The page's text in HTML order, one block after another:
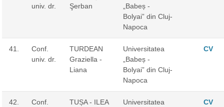
univ. dr.
Şerban
„Babeș -
Bolyai” din Cluj-
Napoca
41.
Conf.
univ. dr.
TURDEAN
Graziella -
Liana
Universitatea
„Babeș -
Bolyai” din Cluj-
Napoca
CV
42.
Conf.
TUȘA - ILEA
Universitatea
CV